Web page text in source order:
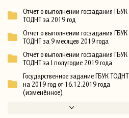
Отчет о выполнении госзадания ГБУК
ТОДНТ за 2019 год
Отчет о выполнении госзадания ГБУК
ТОДНТ за 9 месяцев 2019 года
Отчет о выполнении госзадания ГБУК
ТОДНТ за I полугодие 2019 года
Государственное задание ГБУК ТОДНТ
на 2019 год от 16.12.2019 года
(изменённое)